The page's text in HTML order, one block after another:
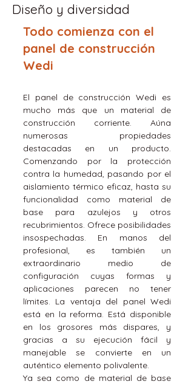
Diseño y diversidad
Todo comienza con el
panel de construcción
Wedi
El panel de construcción Wedi es
mucho más que un material de
construcción corriente. Aúna
numerosas propiedades
destacadas en un producto.
Comenzando por la protección
contra la humedad, pasando por el
aislamiento térmico eficaz, hasta su
funcionalidad como material de
base para azulejos y otros
recubrimientos. Ofrece posibilidades
insospechadas. En manos del
profesional, es también un
extraordinario medio de
configuración cuyas formas y
aplicaciones parecen no tener
límites. La ventaja del panel Wedi
está en la reforma. Está disponible
en los grosores más dispares, y
gracias a su ejecución fácil y
manejable se convierte en un
auténtico elemento polivalente.
Ya sea como de material de base